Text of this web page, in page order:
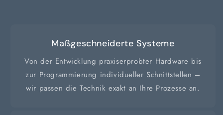
Maßgeschneiderte Systeme
Von der Entwicklung praxiserprobter Hardware bis
zur Programmierung individueller Schnittstellen –
wir passen die Technik exakt an Ihre Prozesse an.